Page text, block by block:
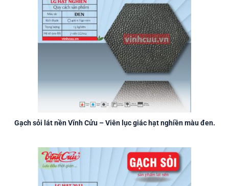
Gạch sỏi lát nền Vĩnh Cửu – Viên lục giác hạt nghiền màu đen.